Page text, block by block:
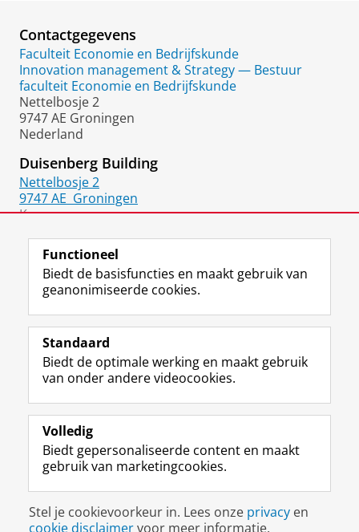
Contactgegevens
Faculteit Economie en Bedrijfskunde
Innovation management & Strategy — Bestuur
faculteit Economie en Bedrijfskunde
Nettelbosje 2
9747 AE Groningen
Nederland
Duisenberg Building
Nettelbosje 2
9747 AE Groningen
Kamer:
Volg de RUG
F
a
e
b
o
p
a
i
n
a
L
i
k
e
I
-
p
g
i
n
R
S
-
f
e
R
k
s
u
I
n
t
r
m
c
c
o
Y
o
T
e
k
a
a
Studiekiezers
Alumni
Over ons
Disclaimer & Copyright
Inloggen
Functioneel
Biedt de basisfuncties en maakt gebruik van
geanonimiseerde cookies.
Standaard
Biedt de optimale werking en maakt gebruik
van onder andere videocookies.
Volledig
Biedt gepersonaliseerde content en maakt
gebruik van marketingcookies.
Stel je cookievoorkeur in. Lees onze privacy en
cookie disclaimervoor meer informatie.